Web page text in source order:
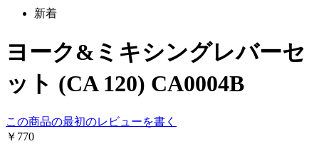
新着
ヨーク&ミキシングレバーセ
ット (CA 120) CA0004B
この商品の最初のレビューを書く
￥770